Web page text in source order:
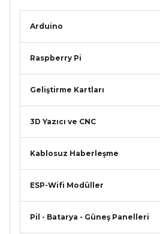
Arduino
Raspberry Pi
Geliştirme Kartları
3D Yazıcı ve CNC
Kablosuz Haberleşme
ESP-Wifi Modüller
Pil - Batarya - Güneş Panelleri